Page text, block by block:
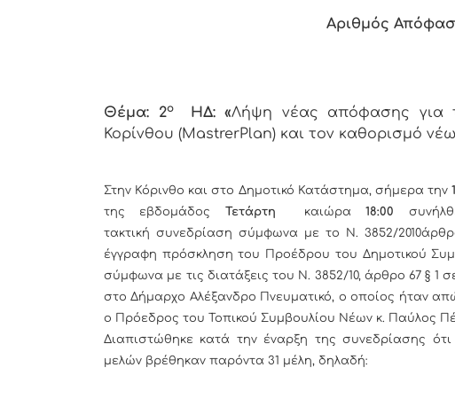
Αριθμός
Θέμα: 2o ΗΔ: «Λήψη νέας απόφασης για
Κορίνθου (MastrerPlan) και τον καθορισμό
Στην Κόρινθο και στο Δημοτικό Κατάστημα, σήμερα την
της εβδομάδος Τετάρτη καιώρα18:00
τακτική συνεδρίαση σύμφωνα με το Ν. 3852/
έγγραφη πρόσκληση του Προέδρου του Δημοτικού
σύμφωνα με τις διατάξεις του Ν. 3852/10, άρθρο 67 §
στο Δήμαρχο Αλέξανδρο Πνευματικό, ο οποίος ήταν
ο Πρόεδρος του Τοπικού Συμβουλίου Νέων κ. Παύλος
Διαπιστώθηκε κατά την έναρξη της συνεδρίασης
μελών βρέθηκαν παρόντα 31 μέλη, δηλαδή: